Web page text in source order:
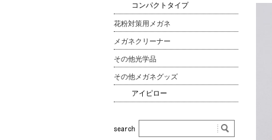
コンパクトタイプ
花粉対策用メガネ
メガネクリーナー
その他光学品
その他メガネグッズ
アイピロー